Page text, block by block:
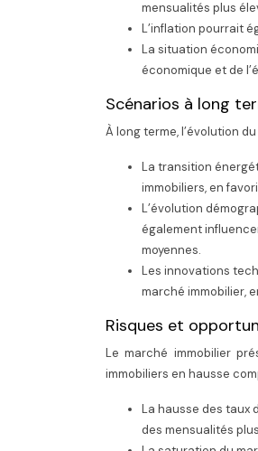
mensualités plus
L’inflation pourrait
La situation
économique et de
Scénarios à long
À long terme, l’évolution
La transition
immobiliers, en
L’évolution
également
moyennes.
Les innovations
marché immobilier,
Risques et
Le marché immobilier
immobiliers en hausse
La hausse des taux
des mensualités